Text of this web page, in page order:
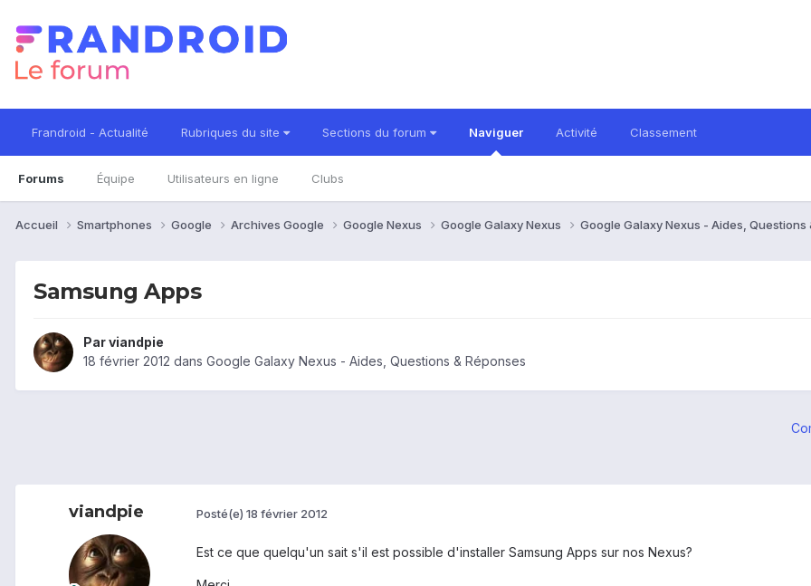
Frandroid - Actualité Rubriques du site Sections du forum Naviguer
Forums Équipe Utilisateurs en ligne Clubs
Activité Classement
Accueil Smartphones Google Archives Google Google Nexus Google Galaxy Nexus Google Galaxy Nexus - Aides, Questions
Samsung Apps
Parviandpie
18 février 2012 dans Google Galaxy Nexus - Aides, Questions & Réponses
viandpie Posté(e) 18 février 2012
Est ce que quelqu'un sait s'il est possible d'installer Samsung Apps sur nos Nexus?